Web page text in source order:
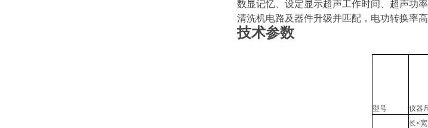
数显记忆、设定显示超声工作时间、超声功
清洗机电路及器件升级并匹配，电功转换率
技术参数
型号 仪器
长×宽